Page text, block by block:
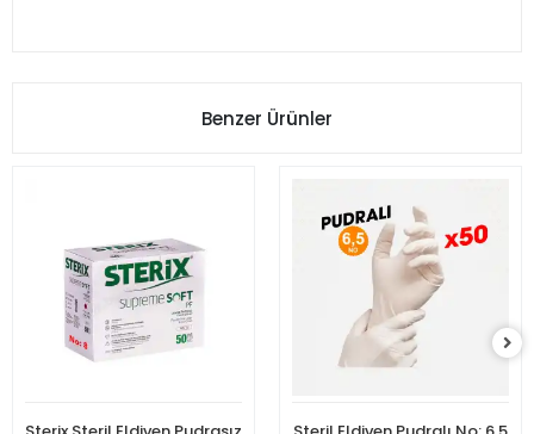
Benzer Ürünler